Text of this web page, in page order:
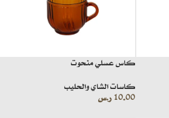
كاس عسلي منحوت
كاسات الشاي والحليب
10.00 ر.س